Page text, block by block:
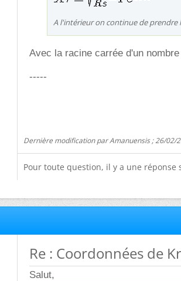
A l'intérieur on continue de prendre
Avec la racine carrée d'un
-----
Dernière modification par Amanuensis ; 26/02/
Pour toute question, il y a une réponse
Re : Coordonnées de
Salut,